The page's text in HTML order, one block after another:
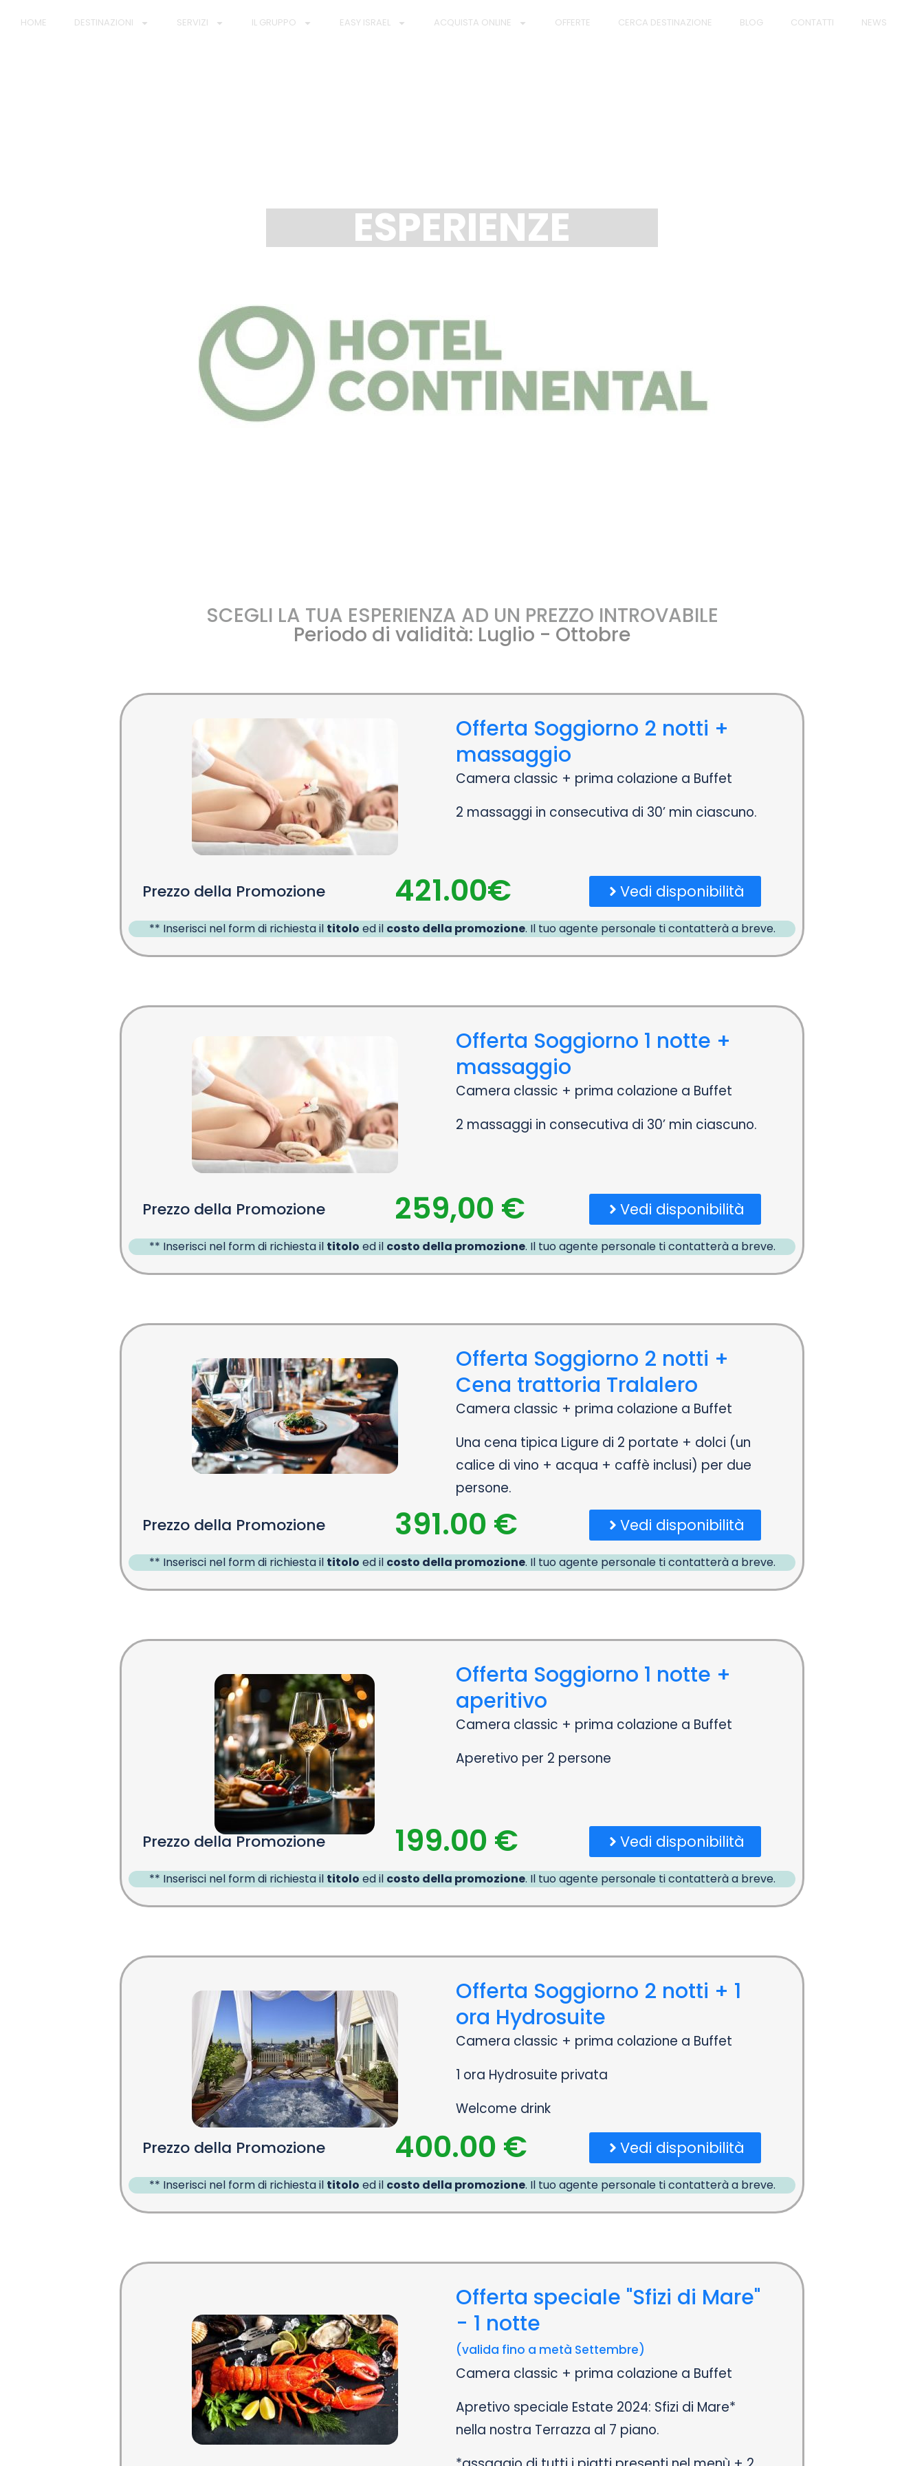
HOME DESTINAZIONI SERVIZI IL GRUPPO EASY ISRAEL ACQUISTA ONLINE OFFERTE CERCA DESTINAZIONE BLOG CONTATTI NEWS
ESPERIENZE
SCEGLI LA TUA ESPERIENZA AD UN PREZZO INTROVABILE
Periodo di validità: Luglio - Ottobre
Offerta Soggiorno 2 notti +
massaggio
Camera classic + prima colazione a Buffet
2 massaggi in consecutiva di 30’ min ciascuno.
Prezzo della Promozione 421.00€ Vedi disponibilità
** Inserisci nel form di richiesta il titolo ed il costo della promozione. Il tuo agente personale ti contatterà a breve.
Offerta Soggiorno 1 notte +
massaggio
Camera classic + prima colazione a Buffet
2 massaggi in consecutiva di 30’ min ciascuno.
Prezzo della Promozione 259,00 € Vedi disponibilità
** Inserisci nel form di richiesta il titolo ed il costo della promozione. Il tuo agente personale ti contatterà a breve.
Offerta Soggiorno 2 notti +
Cena trattoria Tralalero
Camera classic + prima colazione a Buffet
Una cena tipica Ligure di 2 portate + dolci (un
calice di vino + acqua + caffè inclusi) per due
persone.
Prezzo della Promozione 391.00 € Vedi disponibilità
** Inserisci nel form di richiesta il titolo ed il costo della promozione. Il tuo agente personale ti contatterà a breve.
Offerta Soggiorno 1 notte +
aperitivo
Camera classic + prima colazione a Buffet
Aperetivo per 2 persone
Prezzo della Promozione 199.00 € Vedi disponibilità
** Inserisci nel form di richiesta il titolo ed il costo della promozione. Il tuo agente personale ti contatterà a breve.
Offerta Soggiorno 2 notti + 1
ora Hydrosuite
Camera classic + prima colazione a Buffet
1 ora Hydrosuite privata
Welcome drink
Prezzo della Promozione 400.00 € Vedi disponibilità
** Inserisci nel form di richiesta il titolo ed il costo della promozione. Il tuo agente personale ti contatterà a breve.
Offerta speciale "Sfizi di Mare"
- 1 notte
(valida fino a metà Settembre)
Camera classic + prima colazione a Buffet
Apretivo speciale Estate 2024: Sfizi di Mare*
nella nostra Terrazza al 7 piano.